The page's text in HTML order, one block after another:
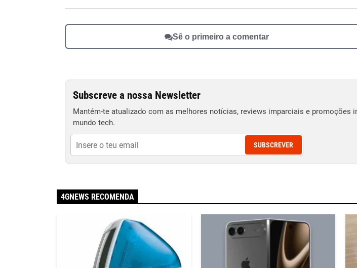
Sê o primeiro a comentar
Subscreve a nossa Newsletter
Mantém-te atualizado com as melhores notícias, reviews imparciais e promoções
mundo tech.
SUBSCREVER
4GNEWS RECOMENDA